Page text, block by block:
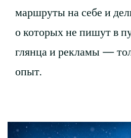
маршруты на себе и
о которых не пишут в
глянца и рекламы —
опыт.